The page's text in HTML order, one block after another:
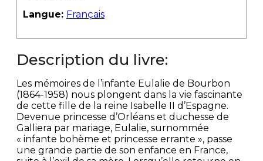
Langue: Français
Description du livre:
Les mémoires de l’infante Eulalie de Bourbon
(1864-1958) nous plongent dans la vie fascinante
de cette fille de la reine Isabelle II d’Espagne.
Devenue princesse d’Orléans et duchesse de
Galliera par mariage, Eulalie, surnommée
« infante bohème et princesse errante », passe
une grande partie de son enfance en France,